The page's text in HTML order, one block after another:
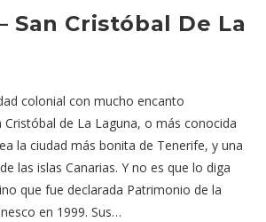
San Cristóbal De La
colonial con mucho encanto
Cristóbal de La Laguna, o más conocida
la ciudad más bonita de Tenerife, y una
las islas Canarias. Y no es que lo diga
que fue declarada Patrimonio de la
en 1999. Sus…